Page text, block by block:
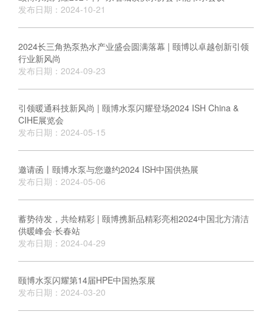
发布日期：2024-10-21
2024长三角热泵热水产业盛会圆满落幕 | 颐博以卓越创新引领
行业新风尚
发布日期：2024-09-23
引领暖通科技新风尚 | 颐博水泵闪耀登场2024 ISH China &
CIHE展览会
发布日期：2024-05-15
邀请函丨颐博水泵与您邀约2024 ISH中国供热展
发布日期：2024-05-06
蓄势待发，共绘精彩 | 颐博携新品精彩亮相2024中国北方清洁
供暖峰会·长春站
发布日期：2024-04-29
颐博水泵闪耀第14届HPE中国热泵展
发布日期：2024-03-20